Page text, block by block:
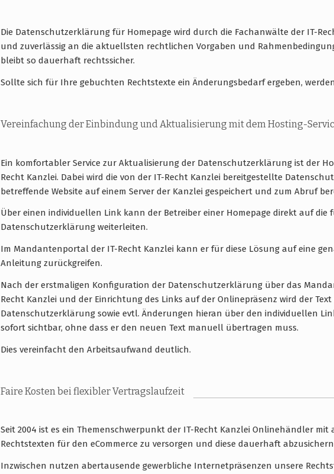
Die Datenschutzerklärung für Homepage wird durch die Fachanwälte der IT-
und zuverlässig an die aktuellsten rechtlichen Vorgaben und
bleibt so dauerhaft rechtssicher.
Sollte sich für Ihre gebuchten Rechtstexte ein Änderungsbedarf ergeben,
Vereinfachung der Einbindung und Aktualisierung mit dem Hosting-
Ein komfortabler Service zur Aktualisierung der Datenschutzerklärung ist der
Recht Kanzlei. Dabei wird die von der IT-Recht Kanzlei bereitgestellte
betreffende Website auf einem Server der Kanzlei gespeichert und zum Abruf
Über einen individuellen Link kann der Betreiber einer Homepage direkt auf
Datenschutzerklärung weiterleiten.
Im Mandantenportal der IT-Recht Kanzlei kann er für diese Lösung auf eine
Anleitung zurückgreifen.
Nach der erstmaligen Konfiguration der Datenschutzerklärung über das
Recht Kanzlei und der Einrichtung des Links auf der Onlinepräsenz wird der Text
Datenschutzerklärung sowie evtl. Änderungen hieran über den individuellen
sofort sichtbar, ohne dass er den neuen Text manuell übertragen muss.
Dies vereinfacht den Arbeitsaufwand deutlich.
Faire Kosten bei flexibler Vertragslaufzeit
Seit 2004 ist es ein Themenschwerpunkt der IT-Recht Kanzlei Onlinehändler mit
Rechtstexten für den eCommerce zu versorgen und diese dauerhaft
Inzwischen nutzen abertausende gewerbliche Internetpräsenzen unsere